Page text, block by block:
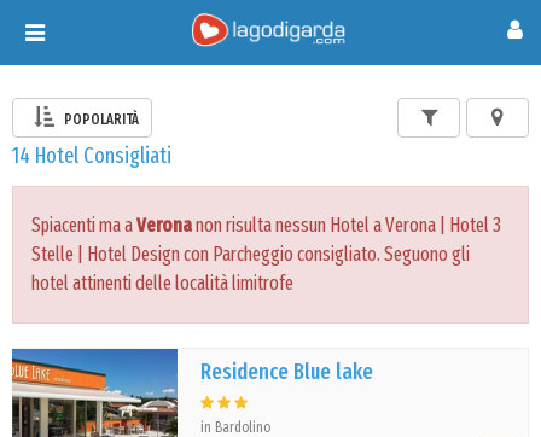
Toggle
navigation
POPOLARITÀ
14 Hotel Consigliati
Spiacenti ma aVeronanon risulta nessun Hotel a Verona | Hotel 3
Stelle | Hotel Design con Parcheggio consigliato. Seguono gli
hotel attinenti delle località limitrofe
Residence Blue lake
in Bardolino